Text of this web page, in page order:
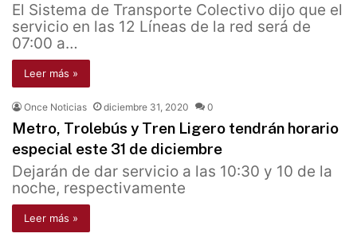
El Sistema de Transporte Colectivo dijo que el
servicio en las 12 Líneas de la red será de
07:00 a…
Leer más »
Once Noticias diciembre 31, 2020 0
Metro, Trolebús y Tren Ligero tendrán horario
especial este 31 de diciembre
Dejarán de dar servicio a las 10:30 y 10 de la
noche, respectivamente
Leer más »